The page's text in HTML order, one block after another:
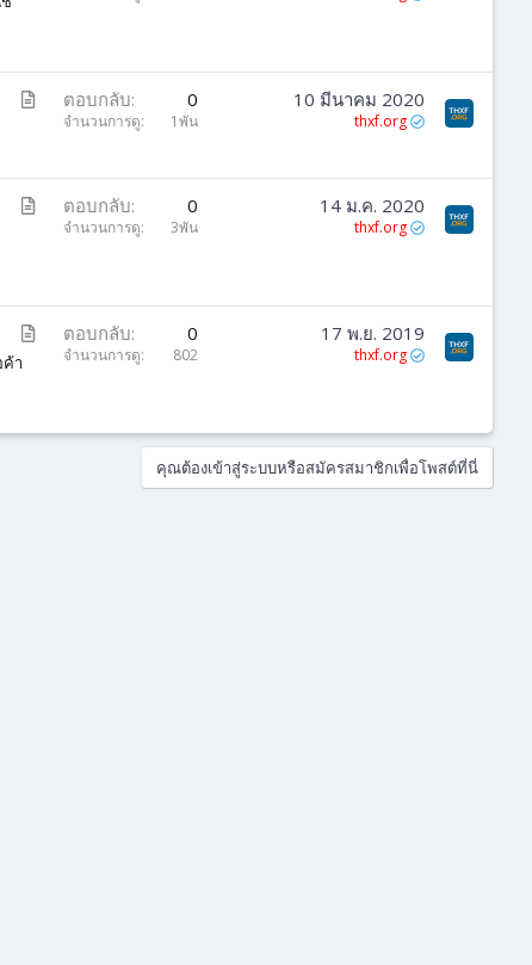
า
ว
ตอบกลับ 0
จำนวนการดู 1พัน
10 มีนาคม 2020
thxf.org
า
ตอบกลับ 0
จำนวนการดู 3พัน
14 ม.ค. 2020
thxf.org
า
า
ตอบกลับ 0
จำนวนการดู 802
17 พ.ย. 2019
thxf.org
คุณต้องเข้าสู่ระบบหรือสมัครสมาชิกเพื่อโพสต์ที่นี่